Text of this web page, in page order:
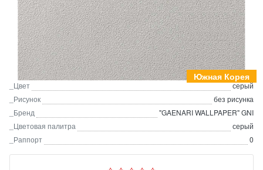
Южная Корея
_Цвет
серый
_Рисунок
без рисунка
_Бренд
"GAENARI WALLPAPER" GNI
_Цветовая палитра
серый
_Раппорт
0